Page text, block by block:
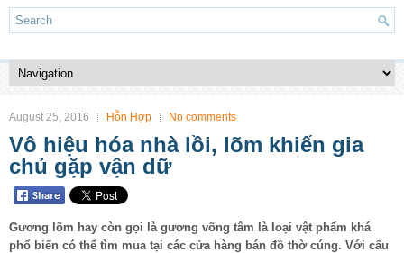
August 25, 2016 Hỗn Hợp No comments
Vô hiệu hóa nhà lồi, lõm khiến gia
chủ gặp vận dữ
Gương lõm hay còn gọi là gương võng tâm là loại vật phẩm khá
phổ biến có thể tìm mua tại các cửa hàng bán đồ thờ cúng. Với cấu